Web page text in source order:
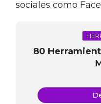
sociales como
80